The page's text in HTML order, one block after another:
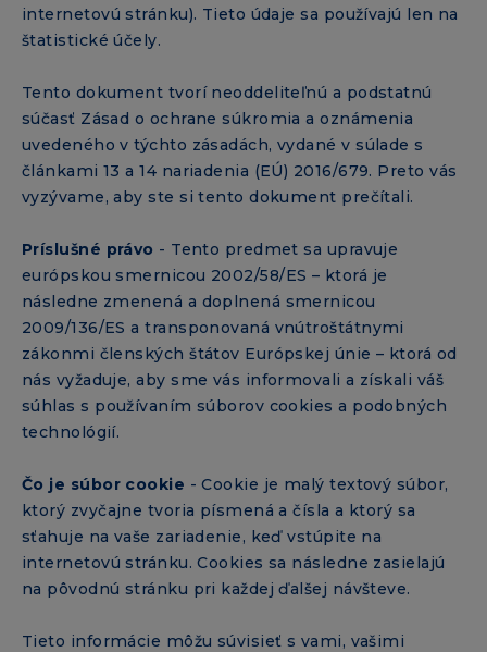
internetovú stránku). Tieto údaje sa používajú len na
štatistické účely.
Tento dokument tvorí neoddeliteľnú a podstatnú
súčasť Zásad o ochrane súkromia a oznámenia
uvedeného v týchto zásadách, vydané v súlade s
článkami 13 a 14 nariadenia (EÚ) 2016/679. Preto vás
vyzývame, aby ste si tento dokument prečítali.
Príslušné právo - Tento predmet sa upravuje
európskou smernicou 2002/58/ES – ktorá je
následne zmenená a doplnená smernicou
2009/136/ES a transponovaná vnútroštátnymi
zákonmi členských štátov Európskej únie – ktorá od
nás vyžaduje, aby sme vás informovali a získali váš
súhlas s používaním súborov cookies a podobných
technológií.
Čo je súbor cookie - Cookie je malý textový súbor,
ktorý zvyčajne tvoria písmená a čísla a ktorý sa
sťahuje na vaše zariadenie, keď vstúpite na
internetovú stránku. Cookies sa následne zasielajú
na pôvodnú stránku pri každej ďalšej návšteve.
Tieto informácie môžu súvisieť s vami, vašimi